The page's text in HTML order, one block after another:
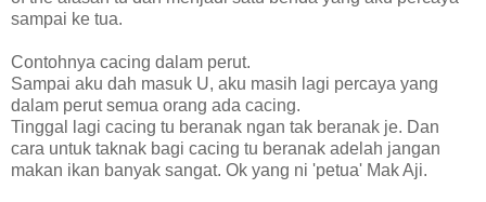
sampai ke tua.
Contohnya cacing dalam perut.
Sampai aku dah masuk U, aku masih lagi percaya yang
dalam perut semua orang ada cacing.
Tinggal lagi cacing tu beranak ngan tak beranak je. Dan
cara untuk taknak bagi cacing tu beranak adelah jangan
makan ikan banyak sangat. Ok yang ni 'petua' Mak Aji.